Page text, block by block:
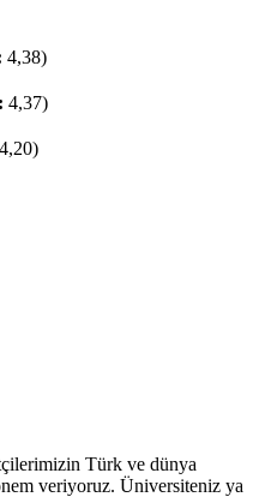
4,38)
4,37)
4,20)
Türk ve dünya
veriyoruz. Üniversiteniz ya